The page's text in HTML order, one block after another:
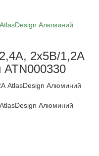
Алюминий
2х5В/1,2А
Алюминий